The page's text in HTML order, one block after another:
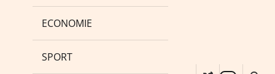
ECONOMIE
SPORT